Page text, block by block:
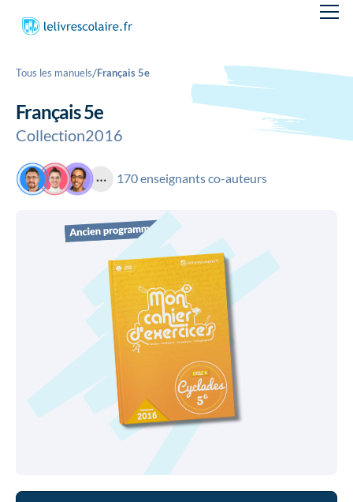
Tous les manuels/Français 5e
Français 5e
Collection2016
170 enseignants co-auteurs